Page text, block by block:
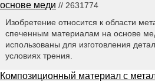
основе меди // 2631774
Изобретение относится к области
спеченным материалам на основе
использованы для изготовления
условиях трения.
Композиционный материал с